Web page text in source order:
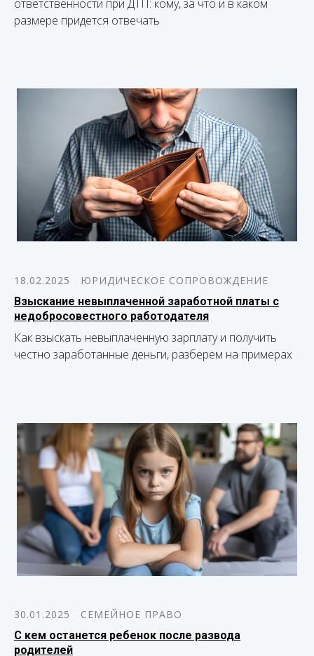
ответственности при ДТП: кому, за что и в каком
размере придется отвечать
18.02.2025
ЮРИДИЧЕСКОЕ СОПРОВОЖДЕНИЕ
Взыскание невыплаченной заработной платы с
недобросовестного работодателя
Как взыскать невыплаченную зарплату и получить
честно заработанные деньги, разберем на примерах
30.01.2025
СЕМЕЙНОЕ ПРАВО
С кем останется ребенок после развода
родителей